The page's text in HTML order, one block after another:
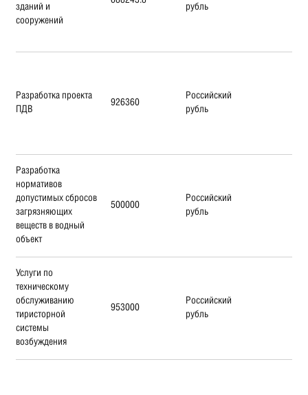
зданий и
сооружений
рубль
Разработка проекта
ПДВ
926360
Российский
рубль
Разработка
нормативов
допустимых сбросов
загрязняющих
веществ в водный
объект
500000
Российский
рубль
Услуги по
техническому
обслуживанию
тиристорной
системы
возбуждения
953000
Российский
рубль